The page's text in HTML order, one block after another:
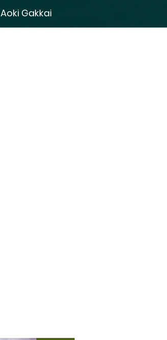
Aoki Gakkai